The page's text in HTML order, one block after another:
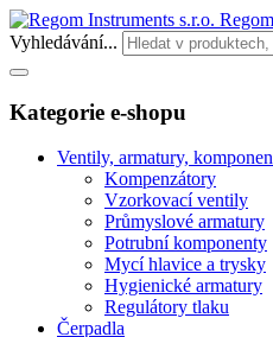
Vyhledávání...
Kategorie e-shopu
Ventily, armatury,
Kompenzátory
Vzorkovací ventily
Průmyslové armatury
Potrubní komponenty
Mycí hlavice a trysky
Hygienické armatury
Regulátory tlaku
Čerpadla